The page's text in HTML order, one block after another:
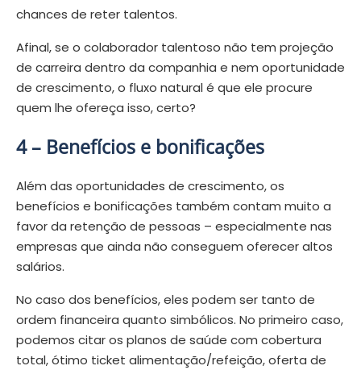
chances de reter talentos.
Afinal, se o colaborador talentoso não tem projeção
de carreira dentro da companhia e nem oportunidade
de crescimento, o fluxo natural é que ele procure
quem lhe ofereça isso, certo?
4 – Benefícios e bonificações
Além das oportunidades de crescimento, os
benefícios e bonificações também contam muito a
favor da retenção de pessoas – especialmente nas
empresas que ainda não conseguem oferecer altos
salários.
No caso dos benefícios, eles podem ser tanto de
ordem financeira quanto simbólicos. No primeiro caso,
podemos citar os planos de saúde com cobertura
total, ótimo ticket alimentação/refeição, oferta de